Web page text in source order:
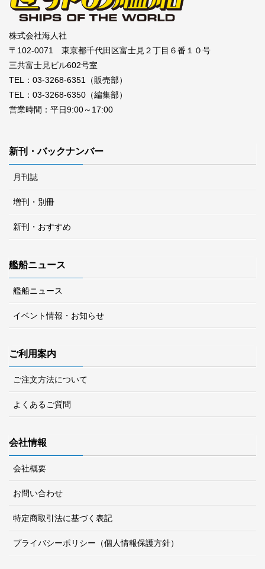
株式会社海人社
〒102-0071 東京都千代田区富士見２丁目６番１０号
三共富士見ビル602号室
TEL：03-3268-6351（販売部）
TEL：03-3268-6350（編集部）
営業時間：平日9:00～17:00
新刊・バックナンバー
月刊誌
増刊・別冊
新刊・おすすめ
艦船ニュース
艦船ニュース
イベント情報・お知らせ
ご利用案内
ご注文方法について
よくあるご質問
会社情報
会社概要
お問い合わせ
特定商取引法に基づく表記
プライバシーポリシー（個人情報保護方針）